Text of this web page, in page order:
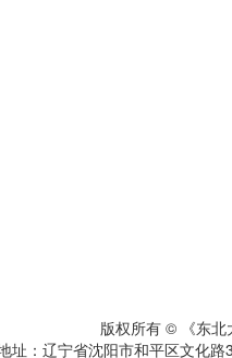
版权所有 © 《东北
址：辽宁省沈阳市和平区文化